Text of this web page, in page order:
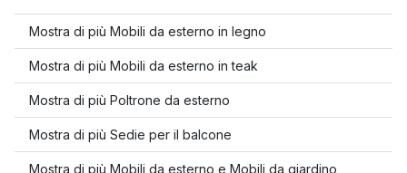
Mostra di più Mobili da esterno in legno
Mostra di più Mobili da esterno in teak
Mostra di più Poltrone da esterno
Mostra di più Sedie per il balcone
Mostra di più Mobili da esterno e Mobili da giardino